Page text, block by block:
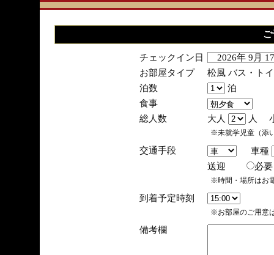
チェックイン日
2026年 9月
お部屋タイプ
松風 バス・ト
泊数
泊
食事
総人数
大人 人
※未就学児童（添
交通手段
車種
送迎
※時間・場所はお
到着予定時刻
※お部屋のご用意
備考欄